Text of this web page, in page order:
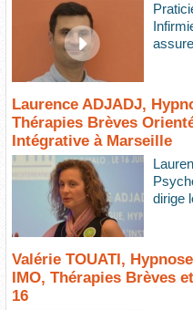
Laurence ADJADJ,
Thérapies Brèves
Intégrative à Marseille
dirige
Valérie TOUATI,
IMO, Thérapies Brèves
16